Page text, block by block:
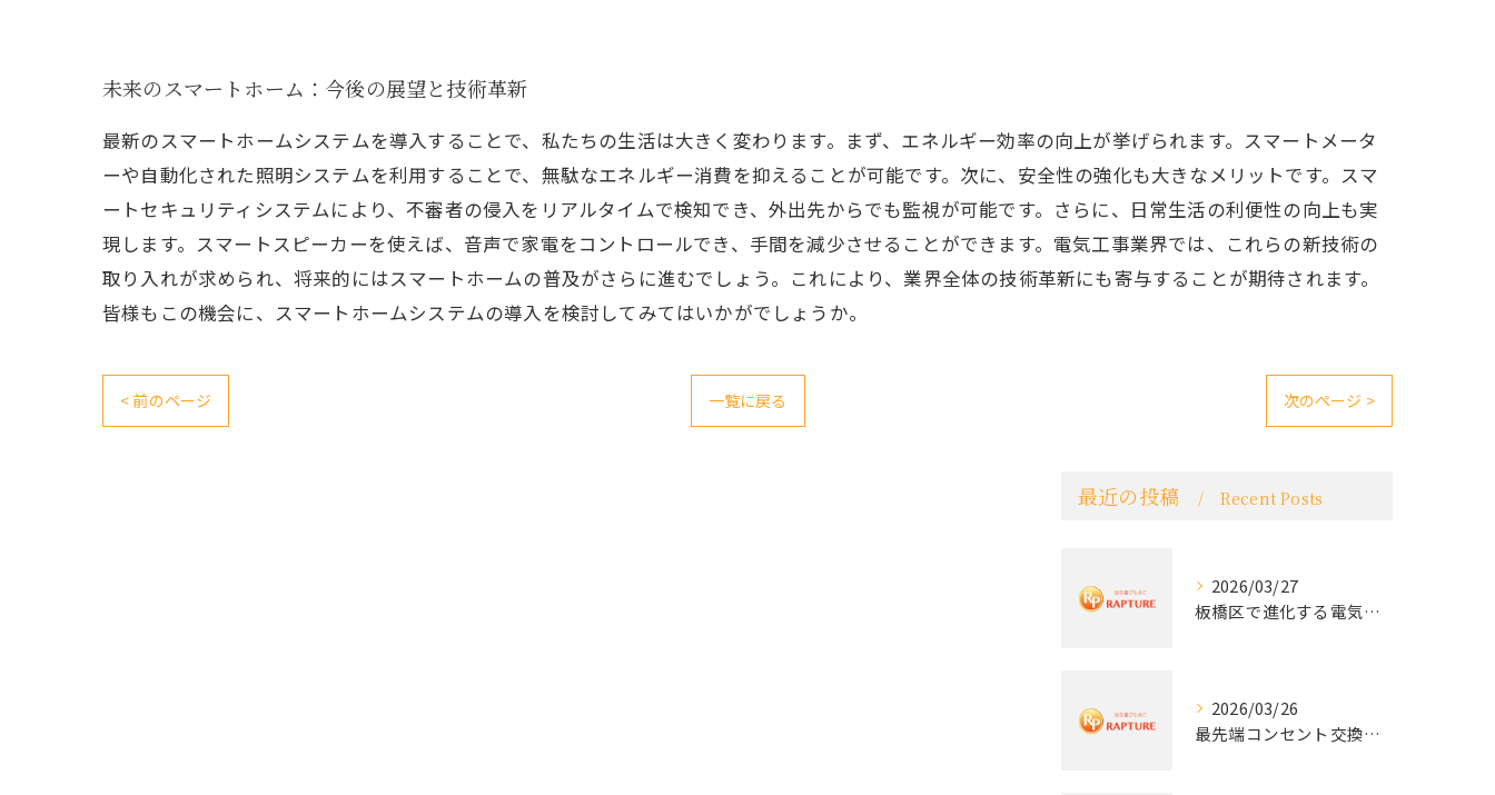
未来のスマートホーム：今後の展望と技術革新
最新のスマートホームシステムを導入することで、私たちの生活は大きく変わります。まず、エネルギー効率の向上が挙げられます。スマートメータ
ーや自動化された照明システムを利用することで、無駄なエネルギー消費を抑えることが可能です。次に、安全性の強化も大きなメリットです。スマ
ートセキュリティシステムにより、不審者の侵入をリアルタイムで検知でき、外出先からでも監視が可能です。さらに、日常生活の利便性の向上も実
現します。スマートスピーカーを使えば、音声で家電をコントロールでき、手間を減少させることができます。電気工事業界では、これらの新技術の
取り入れが求められ、将来的にはスマートホームの普及がさらに進むでしょう。これにより、業界全体の技術革新にも寄与することが期待されます。
皆様もこの機会に、スマートホームシステムの導入を検討してみてはいかがでしょうか。
< 前のページ 一覧に戻る 次のページ >
最近の投稿 Recent Posts
2026/03/27
板橋区で進化する電気工事と最新コンセント交換技術
2026/03/26
最先端コンセント交換で快適な生活を実現する電気工事の技術